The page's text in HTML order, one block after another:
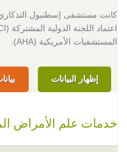
كانت مستشفى إسطنبول
المستشفيات الأمريكية (AHA).
إظهار البيانات
خدمات علم الأمراض